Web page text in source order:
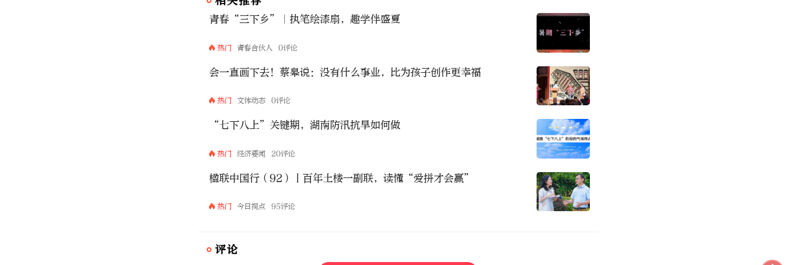
青春“三下乡”｜执笔绘漆扇，趣学伴盛夏
热门 青春合伙人 0评论
会一直画下去！蔡皋说：没有什么事业，比为孩子创作更幸福
热门 文体动态 0评论
“七下八上”关键期，湖南防汛抗旱如何做
热门 经济要闻 20评论
楹联中国行（92）丨百年土楼一副联，读懂“爱拼才会赢”
热门 今日视点 95评论
评论